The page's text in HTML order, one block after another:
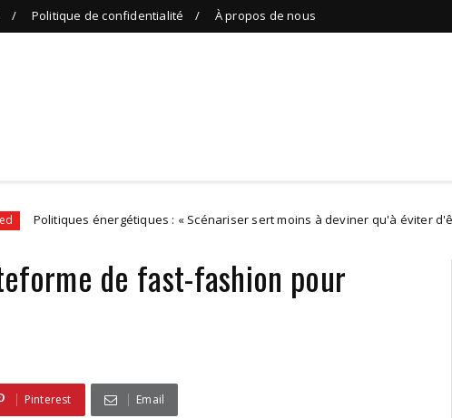
Politique de confidentialité À propos de nous
énergétiques : « Scénariser sert moins à deviner qu'à éviter d'être pris de
de fast-fashion pour
Pinterest Email